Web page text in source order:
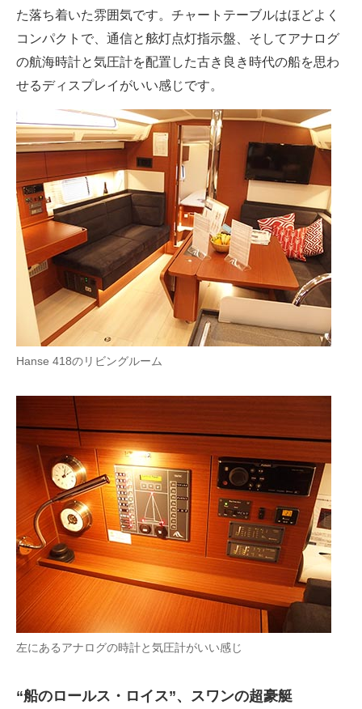
た落ち着いた雰囲気です。チャートテーブルはほどよく
コンパクトで、通信と舷灯点灯指示盤、そしてアナログ
の航海時計と気圧計を配置した古き良き時代の船を思わ
せるディスプレイがいい感じです。
Hanse 418のリビングルーム
左にあるアナログの時計と気圧計がいい感じ
“船のロールス・ロイス”、スワンの超豪艇